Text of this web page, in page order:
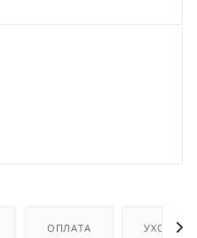
ОПЛАТА УХОД И